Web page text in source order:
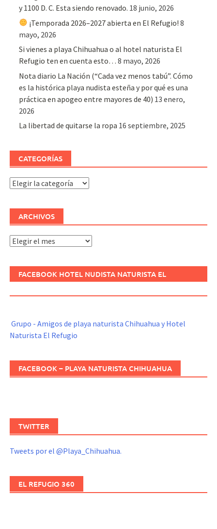
y 1100 D. C. Esta siendo renovado. 18 junio, 2026
¡Temporada 2026–2027 abierta en El Refugio! 8
mayo, 2026
Si vienes a playa Chihuahua o al hotel naturista El
Refugio ten en cuenta esto… 8 mayo, 2026
Nota diario La Nación (“Cada vez menos tabú”. Cómo
es la histórica playa nudista esteña y por qué es una
práctica en apogeo entre mayores de 40) 13 enero,
2026
La libertad de quitarse la ropa 16 septiembre, 2025
CATEGORÍAS
Categorías
ARCHIVOS
Archivos
FACEBOOK HOTEL NUDISTA NATURISTA EL
Grupo - Amigos de playa naturista Chihuahua y Hotel
Naturista El Refugio
FACEBOOK – PLAYA NATURISTA CHIHUAHUA
TWITTER
Tweets por el @Playa_Chihuahua.
EL REFUGIO 360